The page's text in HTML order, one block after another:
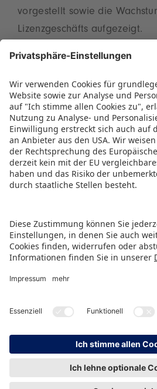
vorgestellt sowie die
Lizenzgeschäfts aufgezeigt.
Das vollständige Programm
sowie Informationen zur
Round Tables am Retail Day
auf der offiziellen Webseite:
www.brandmate.events.
PRESSEMITTEILUNG ALS PDF
HINWEISGEBERSCHUTZ
KONTAKT